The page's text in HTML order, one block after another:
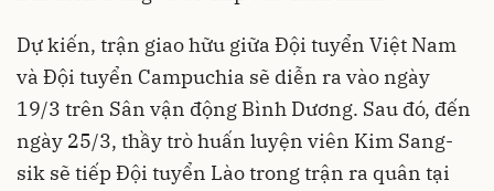
Dự kiến, trận giao hữu giữa Đội tuyển Việt Nam
và Đội tuyển Campuchia sẽ diễn ra vào ngày
19/3 trên Sân vận động Bình Dương. Sau đó, đến
ngày 25/3, thầy trò huấn luyện viên Kim Sang-
sik sẽ tiếp Đội tuyển Lào trong trận ra quân tại